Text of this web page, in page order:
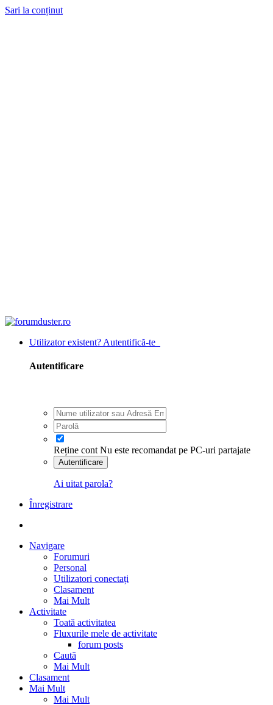
Sari la conținut
Utilizator existent? Autentifică-te
Autentificare
Reține cont Nu este recomandat pe PC-uri partajate
Autentificare
Ai uitat parola?
Înregistrare
Navigare
Forumuri
Personal
Utilizatori conectați
Clasament
Mai Mult
Activitate
Toată activitatea
Fluxurile mele de activitate
forum posts
Caută
Mai Mult
Clasament
Mai Mult
Mai Mult